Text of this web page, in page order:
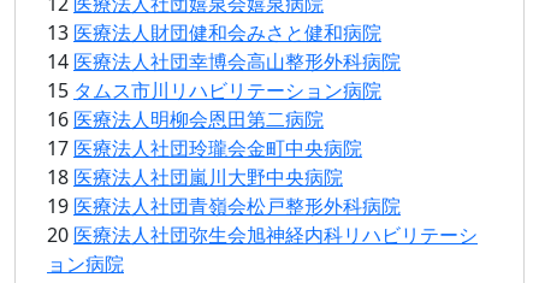
13 医療法人財団健和会みさと健和病院
14 医療法人社団幸博会高山整形外科病院
15 タムス市川リハビリテーション病院
16 医療法人明柳会恩田第二病院
17 医療法人社団玲瓏会金町中央病院
18 医療法人社団嵐川大野中央病院
19 医療法人社団青嶺会松戸整形外科病院
20 医療法人社団弥生会旭神経内科リハビリテーシ
ョン病院
19